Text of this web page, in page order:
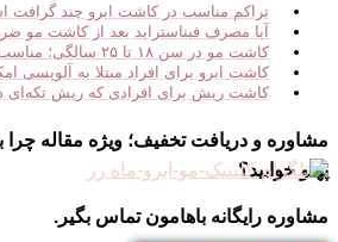
تراکم مناسب در کاشت ابرو چند گرافت است؟
آیا مصرف فیناستراید بعد از کاشت مو ضروری
کاشت مو در سن ۱۸ تا ۲۵ سالگی؛ مناسب است یا نه؟
کاشت ابرو برای افراد مبتلا به آلوپسی
کاشت ریش برای افرادی که ریش تکه‌ای دارند
و دریافت تخفیف؛ ویژه مقاله چرا بعد از
رایگانه باهامون تماس بگیر.